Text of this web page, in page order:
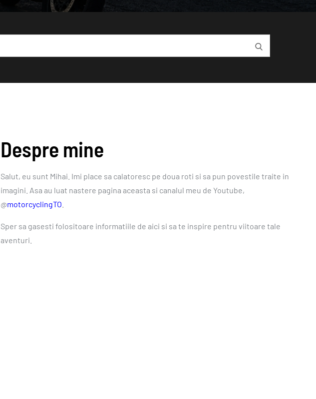
Despre mine
Salut, eu sunt Mihai. Imi place sa calatoresc pe doua roti si sa pun povestile traite in
imagini. Asa au luat nastere pagina aceasta si canalul meu de Youtube,
@motorcyclingTO
Sper sa gasesti folositoare informatiile de aici si sa te inspire pentru viitoare tale
aventuri.